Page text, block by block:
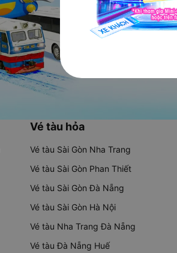
Vé tàu hỏa
Vé tàu Sài Gòn Nha Trang
Vé tàu Sài Gòn Phan Thiết
Vé tàu Sài Gòn Đà Nẵng
Vé tàu Sài Gòn Hà Nội
Vé tàu Nha Trang Đà Nẵng
Vé tàu Đà Nẵng Huế